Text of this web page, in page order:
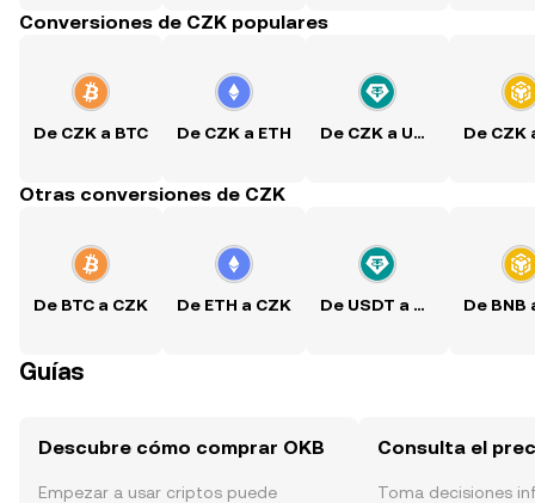
Conversiones de CZK populares
De CZK a BTC De CZK a ETH De CZK a USDT
Otras conversiones de CZK
De BTC a CZK De ETH a CZK De USDT a CZK
Guías
Descubre cómo comprar OKB
Empezar a usar criptos puede
Consulta el
Toma decisiones